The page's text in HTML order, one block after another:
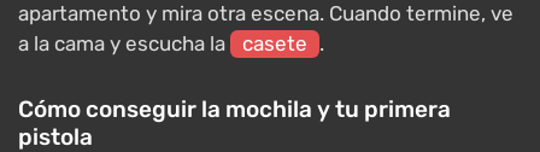
apartamento y mira otra escena. Cuando termine, ve
a la cama y escucha la
casete .
Cómo conseguir la mochila y tu primera
pistola